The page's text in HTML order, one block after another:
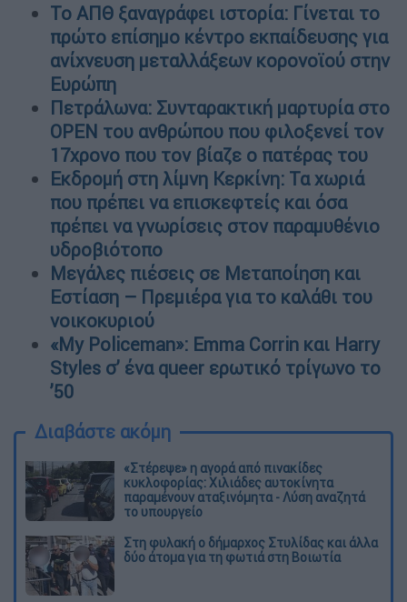
Το ΑΠΘ ξαναγράφει ιστορία: Γίνεται το
πρώτο επίσημο κέντρο εκπαίδευσης για
ανίχνευση μεταλλάξεων κορονοϊού στην
Ευρώπη
Πετράλωνα: Συνταρακτική μαρτυρία στο
OPEN του ανθρώπου που φιλοξενεί τον
17χρονο που τον βίαζε ο πατέρας του
Εκδρομή στη λίμνη Κερκίνη: Τα χωριά
που πρέπει να επισκεφτείς και όσα
πρέπει να γνωρίσεις στον παραμυθένιο
υδροβιότοπο
Μεγάλες πιέσεις σε Μεταποίηση και
Εστίαση – Πρεμιέρα για το καλάθι του
νοικοκυριού
«My Policeman»: Emma Corrin και Harry
Styles σ’ ένα queer ερωτικό τρίγωνο το
’50
Διαβάστε ακόμη
«Στέρεψε» η αγορά από πινακίδες
κυκλοφορίας: Χιλιάδες αυτοκίνητα
παραμένουν αταξινόμητα - Λύση αναζητά
το υπουργείο
Στη φυλακή ο δήμαρχος Στυλίδας και άλλα
δύο άτομα για τη φωτιά στη Βοιωτία